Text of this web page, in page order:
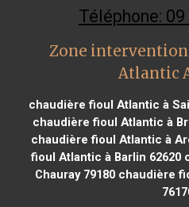
Téléphone:
Zone
Atlantic
chaudière fioul Atlantic à
chaudière fioul Atlantic à
chaudière fioul Atlantic à
fioul Atlantic à Barlin 62620
Chauray 79180chaudière